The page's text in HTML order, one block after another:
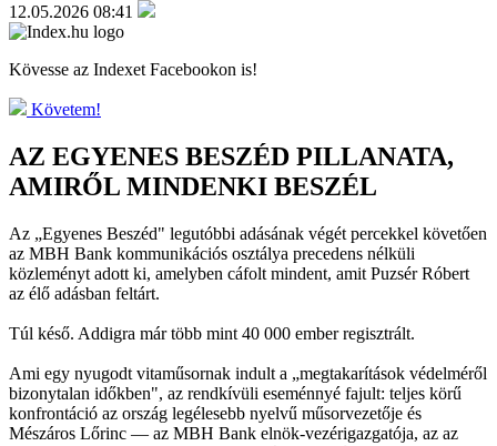
12.05.2026 08:41
Kövesse az Indexet Facebookon is!
Követem!
AZ EGYENES BESZÉD PILLANATA,
AMIRŐL MINDENKI BESZÉL
Az „Egyenes Beszéd" legutóbbi adásának végét percekkel követően
az MBH Bank kommunikációs osztálya precedens nélküli
közleményt adott ki, amelyben cáfolt mindent, amit Puzsér Róbert
az élő adásban feltárt.
Túl késő. Addigra már több mint 40 000 ember regisztrált.
Ami egy nyugodt vitaműsornak indult a „megtakarítások védelméről
bizonytalan időkben", az rendkívüli eseménnyé fajult: teljes körű
konfrontáció az ország legélesebb nyelvű műsorvezetője és
Mészáros Lőrinc — az MBH Bank elnök-vezérigazgatója, az az